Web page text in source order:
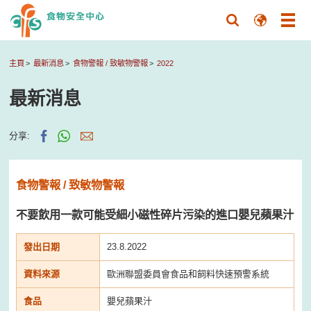
主頁 最新消息 食物警報 / 致敏物警報 2022
最新消息
分享:
食物警報 / 致敏物警報
不要飲用一款可能受細小磁性碎片污染的進口嬰兒蘋果汁
發出日期 23.8.2022
資料來源 歐洲聯盟委員會食品和飼料快速預警系統
食品 嬰兒蘋果汁